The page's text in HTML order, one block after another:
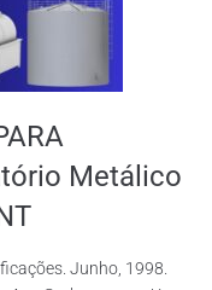
Metálico
Junho, 1998.